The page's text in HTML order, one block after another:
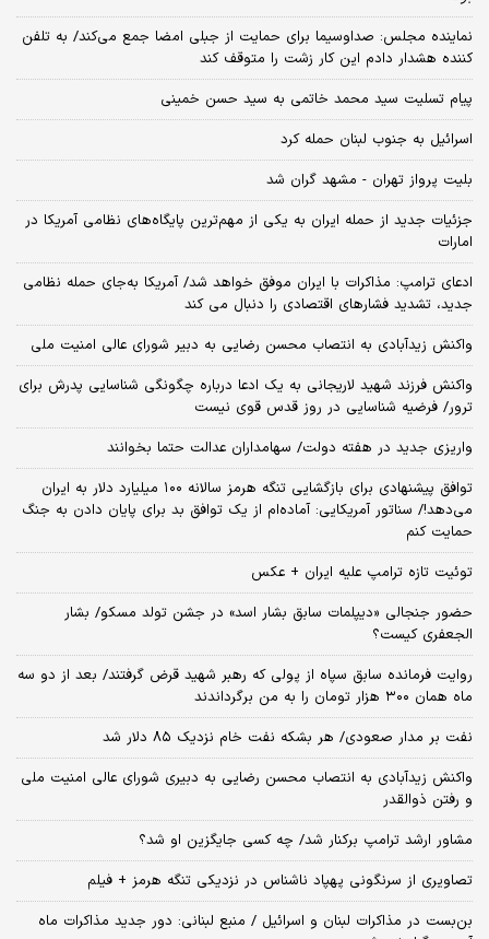
نماینده مجلس: صداوسیما برای حمایت از جبلی امضا جمع می‌کند/ به تلفن
کننده هشدار دادم این کار زشت را متوقف کند
پیام تسلیت سید محمد خاتمی به سید حسن خمینی
اسرائیل به جنوب لبنان حمله کرد
بلیت پرواز تهران - مشهد گران شد
جزئیات جدید از حمله ایران به یکی از مهم‌ترین پایگاه‌های نظامی آمریکا در
امارات
ادعای ترامپ: مذاکرات با ایران موفق خواهد شد/ آمریکا به‌جای حمله نظامی
جدید، تشدید فشارهای اقتصادی را دنبال می کند
واکنش زیدآبادی به انتصاب محسن رضایی به دبیر شورای عالی امنیت ملی
واکنش فرزند شهید لاریجانی به یک ادعا درباره چگونگی شناسایی پدرش برای
ترور/ فرضیه شناسایی در روز قدس قوی نیست
واریزی جدید در هفته دولت/ سهامداران عدالت حتما بخوانند
توافق پیشنهادی برای بازگشایی تنگه هرمز سالانه ۱۰۰ میلیارد دلار به ایران
می‌دهد!/ سناتور آمریکایی: آماده‌ام از یک توافق بد برای پایان دادن به جنگ
حمایت کنم
توئیت تازه ترامپ علیه ایران + عکس
حضور جنجالی «دیپلمات سابق بشار اسد» در جشن تولد مسکو/ بشار
الجعفری کیست؟
روایت فرمانده سابق سپاه از پولی که رهبر شهید قرض گرفتند/ بعد از دو سه
ماه همان ۳۰۰ هزار تومان را به من برگرداندند
نفت بر مدار صعودی/ هر بشکه نفت خام نزدیک ۸۵ دلار شد
واکنش زیدآبادی به انتصاب محسن رضایی به دبیری شورای عالی امنیت ملی
و رفتن ذوالقدر
مشاور ارشد ترامپ برکنار شد/ چه کسی جایگزین او شد؟
تصاویری از سرنگونی پهپاد ناشناس در نزدیکی تنگه هرمز + فیلم
بن‌بست در مذاکرات لبنان و اسرائیل / منبع لبنانی: دور جدید مذاکرات ماه